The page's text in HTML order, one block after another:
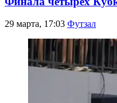
29 марта, 17:03 Футзал